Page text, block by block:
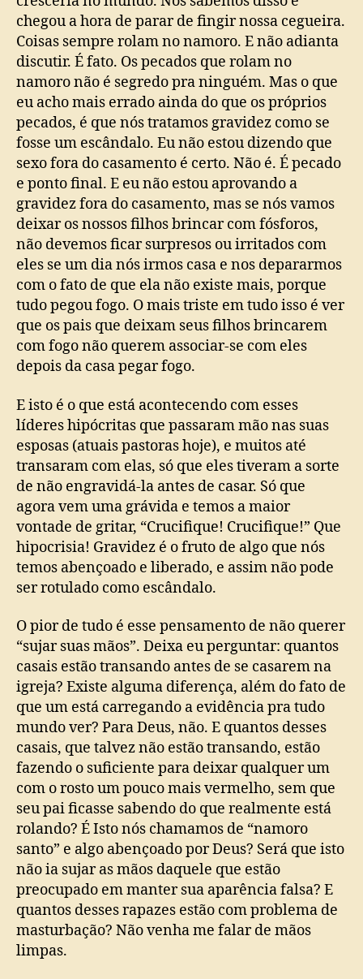
chegou a hora de parar de fingir nossa cegueira.
Coisas sempre rolam no namoro. E não adianta
discutir. É fato. Os pecados que rolam no
namoro não é segredo pra ninguém. Mas o que
eu acho mais errado ainda do que os próprios
pecados, é que nós tratamos gravidez como se
fosse um escândalo. Eu não estou dizendo que
sexo fora do casamento é certo. Não é. É pecado
e ponto final. E eu não estou aprovando a
gravidez fora do casamento, mas se nós vamos
deixar os nossos filhos brincar com fósforos,
não devemos ficar surpresos ou irritados com
eles se um dia nós irmos casa e nos depararmos
com o fato de que ela não existe mais, porque
tudo pegou fogo. O mais triste em tudo isso é ver
que os pais que deixam seus filhos brincarem
com fogo não querem associar-se com eles
depois da casa pegar fogo.
E isto é o que está acontecendo com esses
líderes hipócritas que passaram mão nas suas
esposas (atuais pastoras hoje), e muitos até
transaram com elas, só que eles tiveram a sorte
de não engravidá-la antes de casar. Só que
agora vem uma grávida e temos a maior
vontade de gritar, “Crucifique! Crucifique!” Que
hipocrisia! Gravidez é o fruto de algo que nós
temos abençoado e liberado, e assim não pode
ser rotulado como escândalo.
O pior de tudo é esse pensamento de não querer
“sujar suas mãos”. Deixa eu perguntar: quantos
casais estão transando antes de se casarem na
igreja? Existe alguma diferença, além do fato de
que um está carregando a evidência pra tudo
mundo ver? Para Deus, não. E quantos desses
casais, que talvez não estão transando, estão
fazendo o suficiente para deixar qualquer um
com o rosto um pouco mais vermelho, sem que
seu pai ficasse sabendo do que realmente está
rolando? É Isto nós chamamos de “namoro
santo” e algo abençoado por Deus? Será que isto
não ia sujar as mãos daquele que estão
preocupado em manter sua aparência falsa? E
quantos desses rapazes estão com problema de
masturbação? Não venha me falar de mãos
limpas.